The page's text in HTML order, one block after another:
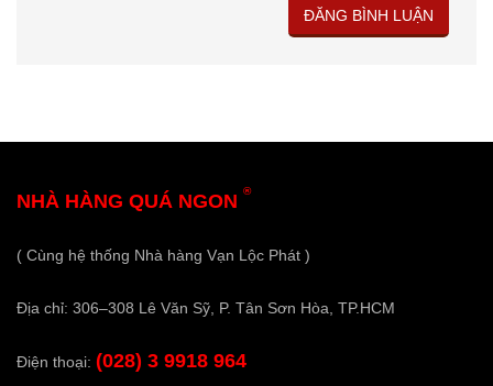
NHÀ HÀNG QUÁ NGON ®
( Cùng hệ thống Nhà hàng Vạn Lộc Phát )
Địa chỉ: 306–308 Lê Văn Sỹ, P. Tân Sơn Hòa, TP.HCM
Điện thoại: (028) 3 9918 964